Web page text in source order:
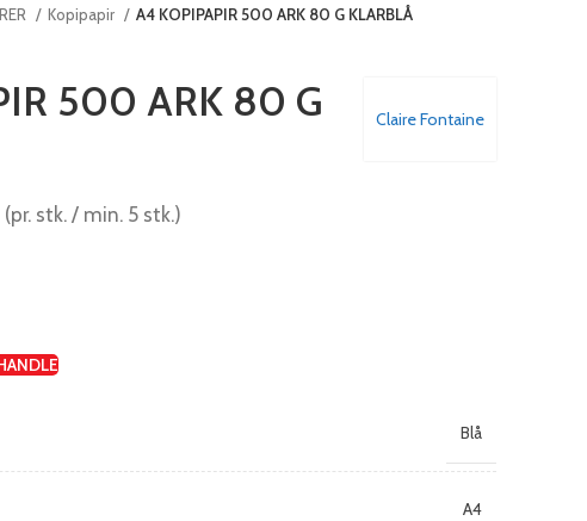
Kopipapir A4 KOPIPAPIR 500 ARK 80 G KLARBLÅ
Claire Fontaine
500 ARK 80 G
stk. / min. 5 stk.)
Blå
A4